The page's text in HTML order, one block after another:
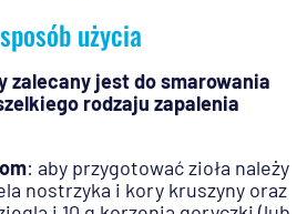
użycia
zalecany jest do smarowania
rodzaju zapalenia
: aby przygotować zioła należy
nostrzyka i kory kruszyny oraz